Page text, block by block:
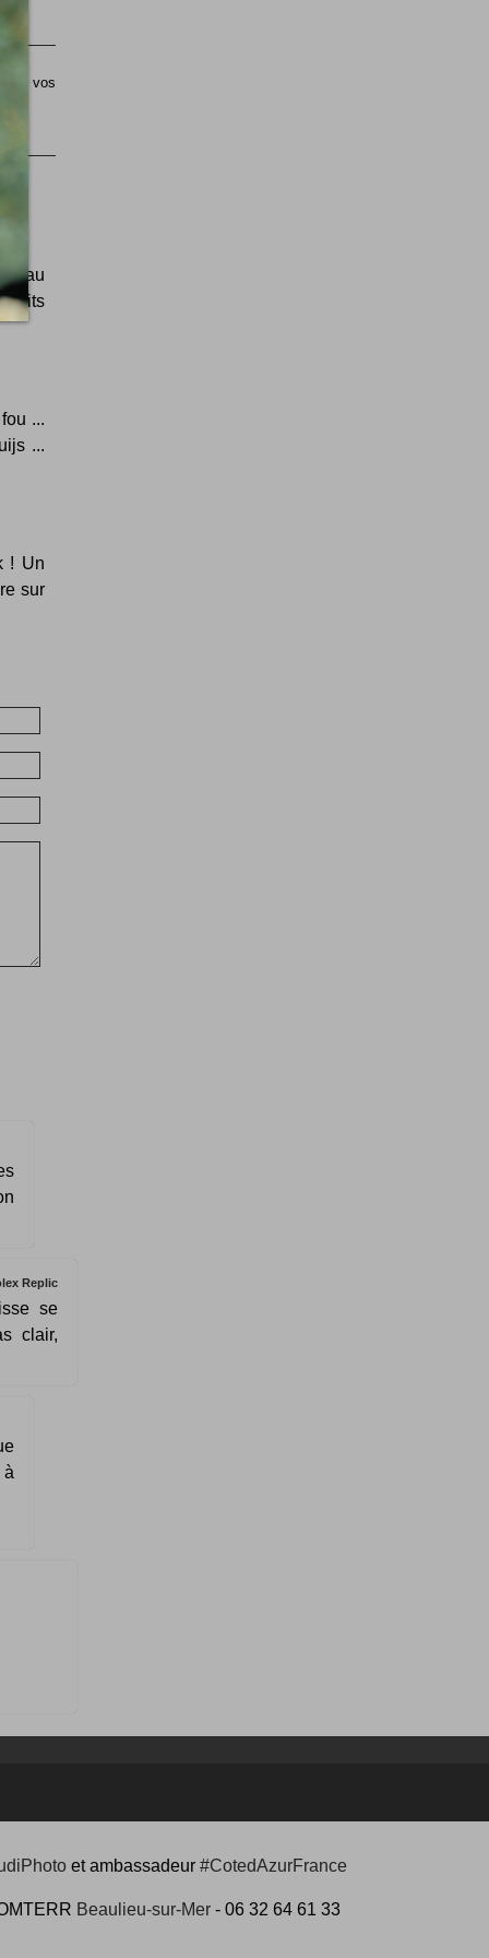
vos
au
...
...
! Un
sur
Replic
se
clair,
à
et ambassadeur #CotedAzurFrance
Beaulieu-sur-Mer- 06 32 64 61 33